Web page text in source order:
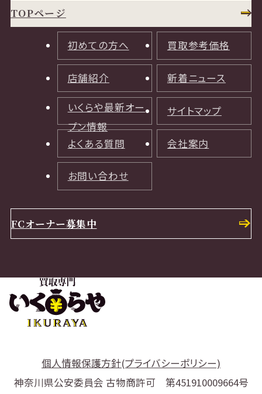
TOPページ
初めての方へ 買取参考価格
店舗紹介 新着ニュース
いくらや最新オー
プン情報
サイトマップ
よくある質問 会社案内
お問い合わせ
FCオーナー募集中
個人情報保護方針(プライバシーポリシー)
神奈川県公安委員会 古物商許可 第451910009664号